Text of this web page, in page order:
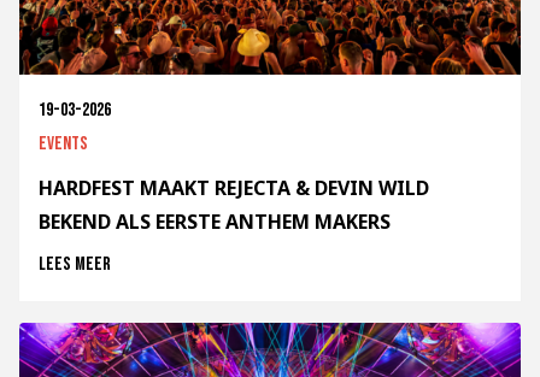
19-03-2026
Events
HARDFEST MAAKT REJECTA & DEVIN WILD
BEKEND ALS EERSTE ANTHEM MAKERS
Lees meer